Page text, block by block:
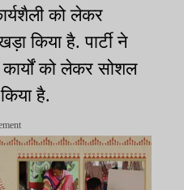
को लेकर
किया है. पार्टी ने
को लेकर सोशल
है.